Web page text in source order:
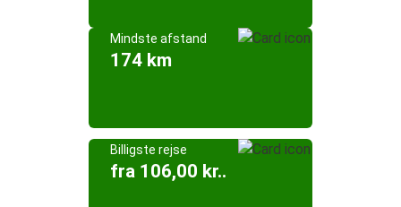
Mindste afstand
174 km
Billigste rejse
fra 106,00 kr..